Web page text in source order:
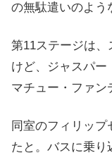
の無駄遣いのよう
第11ステージは
けど、ジャスパー
マチュー・ファン
同室のフィリッ
たと。バスに乗り